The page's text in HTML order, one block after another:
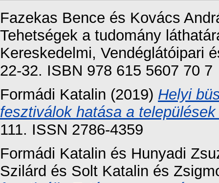
Fazekas Bence és Kovács
Tehetségek a tudomány
Kereskedelmi, Vendéglátóipari
22-32. ISBN 978 615 5607 70 7
Formádi Katalin (2019) Helyi
fesztiválok hatása a
111. ISSN 2786-4359
Formádi Katalin és Hunyadi
Szilárd és Solt Katalin és